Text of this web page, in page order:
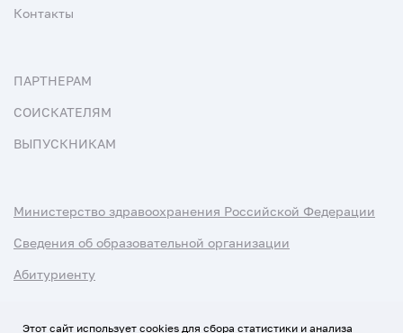
Контакты
ПАРТНЕРАМ
СОИСКАТЕЛЯМ
ВЫПУСКНИКАМ
Министерство здравоохранения Российской Федерации
Сведения об образовательной организации
Абитуриенту
Этот сайт использует cookies для сбора статистики и анализа